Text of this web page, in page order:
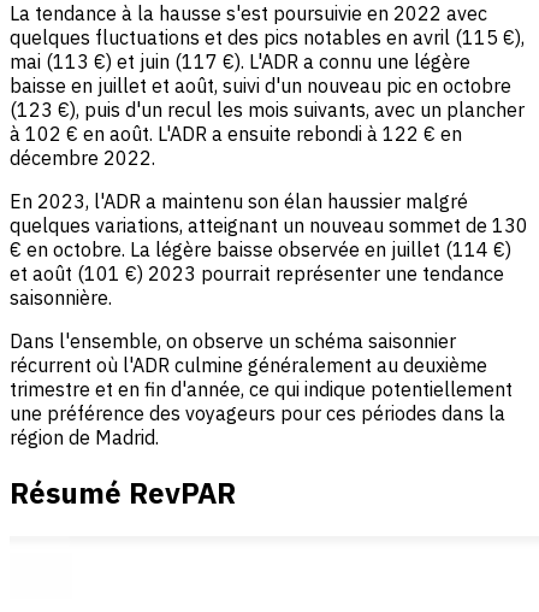
La tendance à la hausse s'est poursuivie en 2022 avec
quelques fluctuations et des pics notables en avril (115 €),
mai (113 €) et juin (117 €). L'ADR a connu une légère
baisse en juillet et août, suivi d'un nouveau pic en octobre
(123 €), puis d'un recul les mois suivants, avec un plancher
à 102 € en août. L'ADR a ensuite rebondi à 122 € en
décembre 2022.
En 2023, l'ADR a maintenu son élan haussier malgré
quelques variations, atteignant un nouveau sommet de 130
€ en octobre. La légère baisse observée en juillet (114 €)
et août (101 €) 2023 pourrait représenter une tendance
saisonnière.
Dans l'ensemble, on observe un schéma saisonnier
récurrent où l'ADR culmine généralement au deuxième
trimestre et en fin d'année, ce qui indique potentiellement
une préférence des voyageurs pour ces périodes dans la
région de Madrid.
Résumé RevPAR